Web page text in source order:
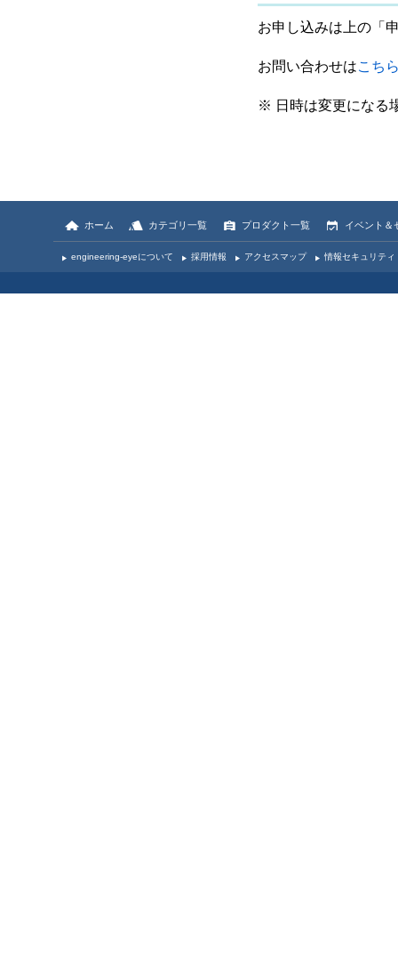
お申し込みは上の「
お問い合わせはこち
※ 日時は変更になる
ホーム カテゴリ一覧 プロダクト一覧 イベント＆
engineering-eyeについて 採用情報 アクセスマップ 情報セキュリテ